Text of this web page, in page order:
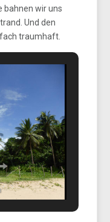
bahnen wir uns
Und den
traumhaft.